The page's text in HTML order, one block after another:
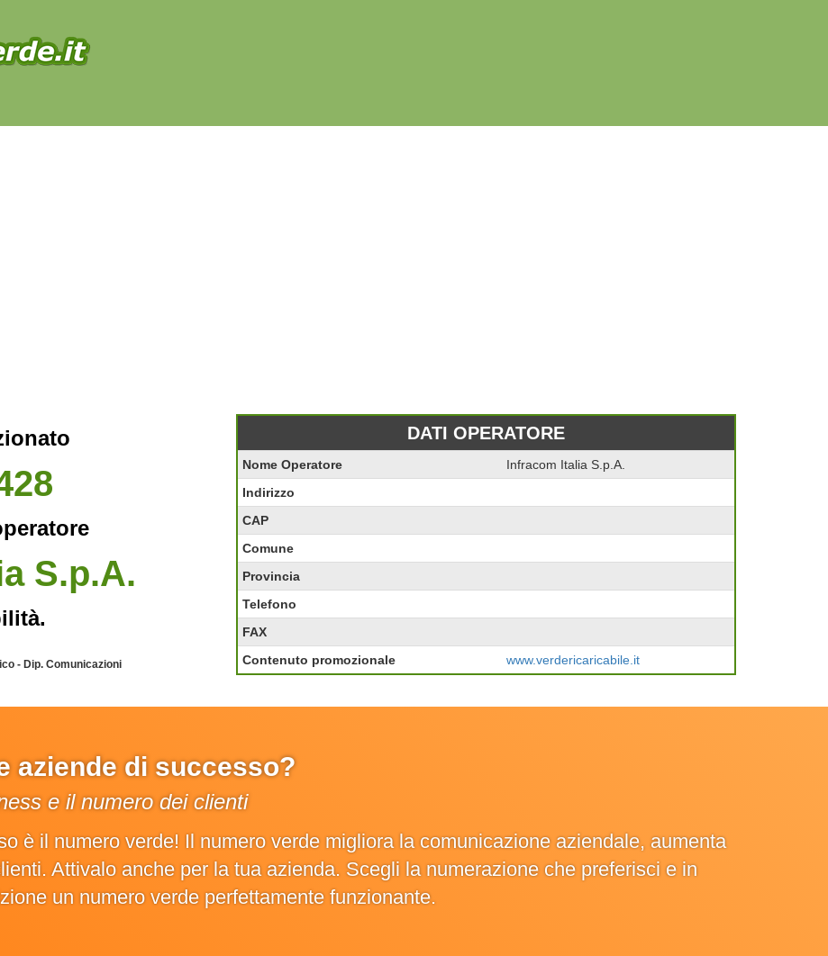
S.p.A.
- Dip. Comunicazioni
DATI OPERATORE
Nome Operatore
Infracom Italia S.p.A.
Indirizzo
CAP
Comune
Provincia
Telefono
FAX
Contenuto promozionale
www.verdericaricabile.it
aziende di successo?
e il numero dei clienti
è il numero verde! Il numero verde migliora la comunicazione aziendale, aumenta
Attivalo anche per la tua azienda. Scegli la numerazione che preferisci e in
un numero verde perfettamente funzionante.